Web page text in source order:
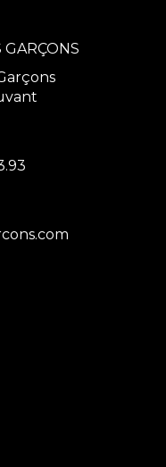
GARÇONS